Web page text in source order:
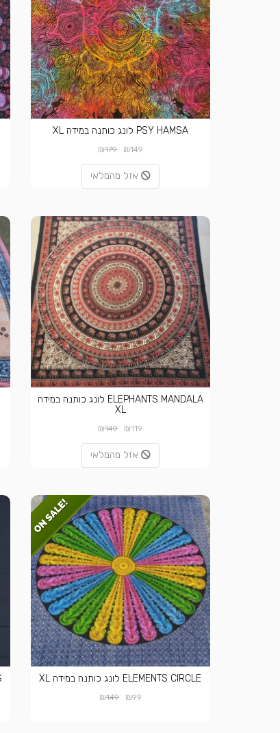
PSY HAMSA לונג כותנה במידה XL
₪149
₪179
אזל מהמלאי
ELEPHANTS MANDALA לונג כותנה במידה
XL
₪119
₪149
אזל מהמלאי
ELEMENTS CIRCLE לונג כותנה במידה XL
₪99
₪149